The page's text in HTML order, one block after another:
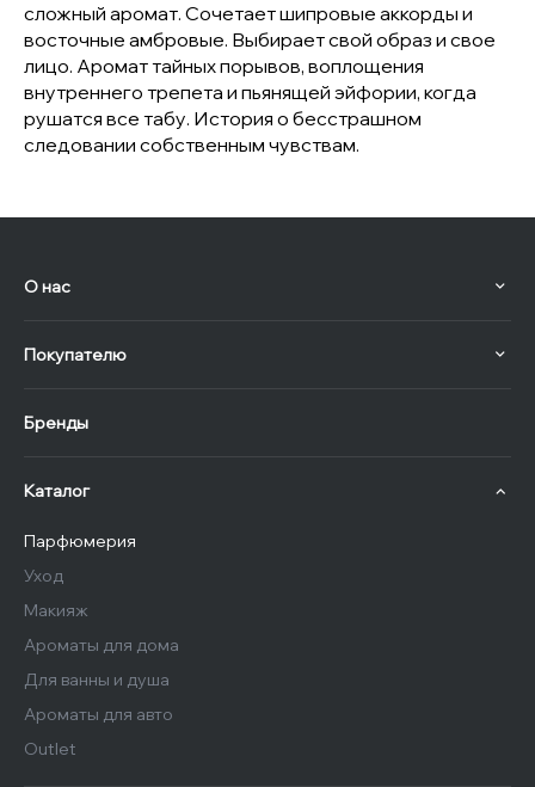
сложный аромат. Сочетает шипровые аккорды и
восточные амбровые. Выбирает свой образ и свое
лицо. Аромат тайных порывов, воплощения
внутреннего трепета и пьянящей эйфории, когда
рушатся все табу. История о бесстрашном
следовании собственным чувствам.
О нас
Покупателю
Бренды
Каталог
Парфюмерия
Уход
Макияж
Ароматы для дома
Для ванны и душа
Ароматы для авто
Outlet